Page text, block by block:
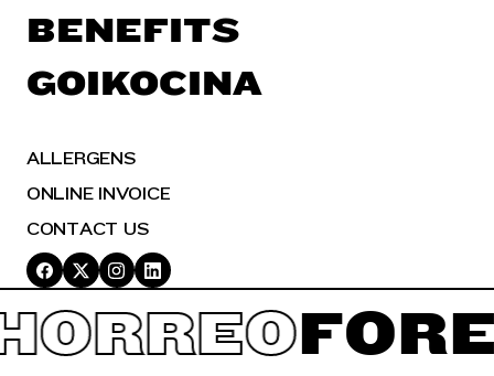
BENEFITS
GOIKOCINA
ALLERGENS
ONLINE INVOICE
CONTACT US